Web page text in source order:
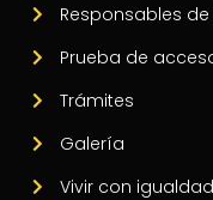
Responsables de
Prueba de
Trámites
Galería
Vivir con igualdad